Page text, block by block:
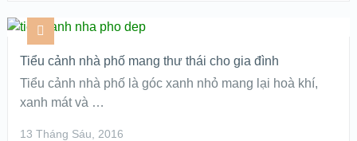
Tiểu cảnh nhà phố mang thư thái cho gia đình
Tiểu cảnh nhà phố là góc xanh nhỏ mang lại hoà khí,
xanh mát và …
13 Tháng Sáu, 2016